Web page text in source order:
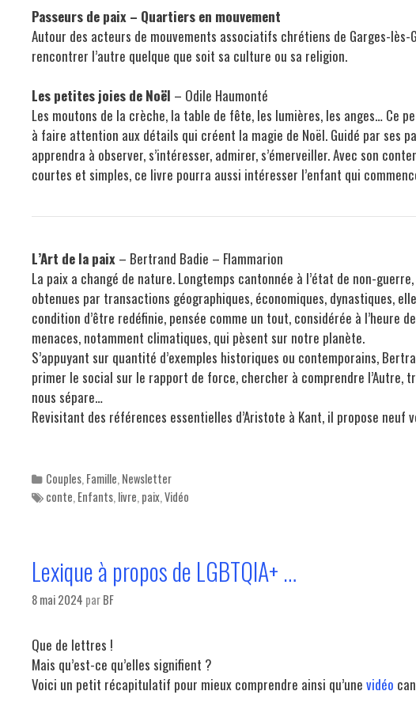
Passeurs de paix – Quartiers en mouvement
Autour des acteurs de mouvements associatifs chrétiens de Garges-lès-
rencontrer l’autre quelque que soit sa culture ou sa religion.
Les petites joies de Noël – Odile Haumonté
Les moutons de la crèche, la table de fête, les lumières, les anges… Ce
à faire attention aux détails qui créent la magie de Noël. Guidé par ses
apprendra à observer, s’intéresser, admirer, s’émerveiller. Avec son
courtes et simples, ce livre pourra aussi intéresser l’enfant qui
L’Art de la paix – Bertrand Badie – Flammarion
La paix a changé de nature. Longtemps cantonnée à l’état de non-
obtenues par transactions géographiques, économiques, dynastiques,
condition d’être redéfinie, pensée comme un tout, considérée à l’heure
menaces, notamment climatiques, qui pèsent sur notre planète.
S’appuyant sur quantité d’exemples historiques ou contemporains,
primer le social sur le rapport de force, chercher à comprendre l’Autre,
nous sépare…
Revisitant des références essentielles d’Aristote à Kant, il propose
Categories
Couples, Famille, Newsletter
Tags
conte, Enfants, livre, paix,Vidéo
Lexique à propos de LGBTQIA+ …
8 mai 2024 parBF
Que de lettres !
Mais qu’est-ce qu’elles signifient ?
Voici un petit récapitulatif pour mieux comprendre ainsi qu’une vidéo